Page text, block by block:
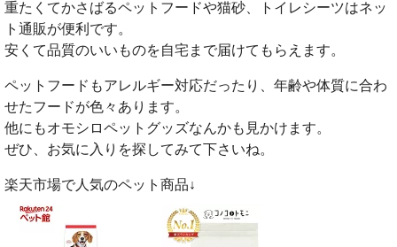
重たくてかさばるペットフードや猫砂、トイレシーツはネッ
ト通販が便利です。
安くて品質のいいものを自宅まで届けてもらえます。
ペットフードもアレルギー対応だったり、年齢や体質に合わ
せたフードが色々あります。
他にもオモシロペットグッズなんかも見かけます。
ぜひ、お気に入りを探してみて下さいね。
楽天市場で人気のペット商品↓